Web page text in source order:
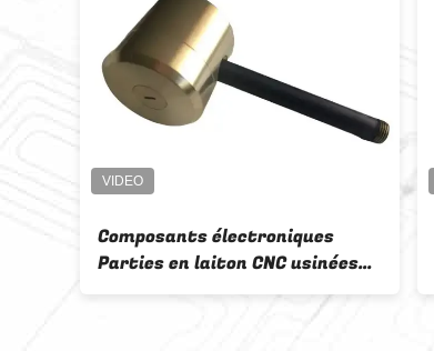
Composants électroniques
Parties en laiton CNC usinées
Tolérance ± 0,01 mm